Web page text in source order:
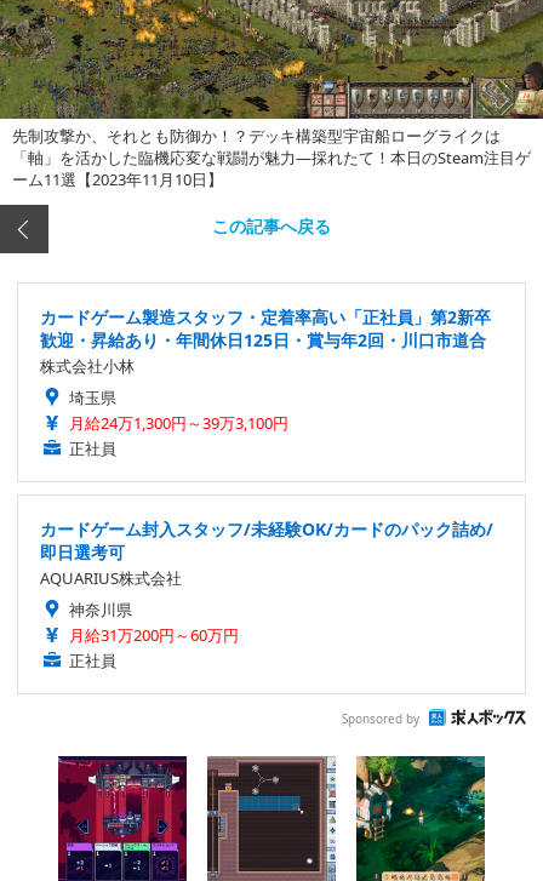
先制攻撃か、それとも防御か！？デッキ構築型宇宙船ローグライクは
「軸」を活かした臨機応変な戦闘が魅力―採れたて！本日のSteam注目ゲ
ーム11選【2023年11月10日】
この記事へ戻る
カードゲーム製造スタッフ・定着率高い「正社員」第2新卒
歓迎・昇給あり・年間休日125日・賞与年2回・川口市道合
株式会社小林
埼玉県
月給24万1,300円～39万3,100円
正社員
カードゲーム封入スタッフ/未経験OK/カードのパック詰め/
即日選考可
AQUARIUS株式会社
神奈川県
月給31万200円～60万円
正社員
Sponsored by